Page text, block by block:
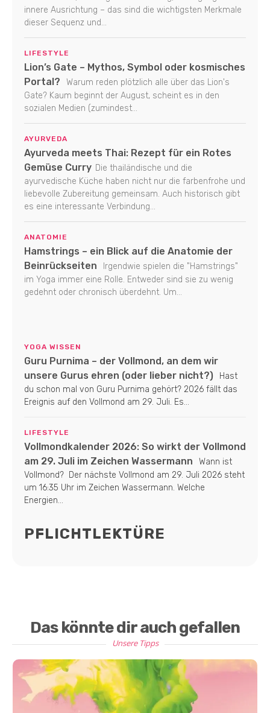
innere Ausrichtung – das sind die wichtigsten Merkmale
dieser Sequenz und...
LIFESTYLE
Lion’s Gate – Mythos, Symbol oder kosmisches
Portal?
Warum reden plötzlich alle über das Lion's
Gate? Kaum beginnt der August, scheint es in den
sozialen Medien (zumindest...
AYURVEDA
Ayurveda meets Thai: Rezept für ein Rotes
Gemüse Curry Die thailändische und die
ayurvedische Küche haben nicht nur die farbenfrohe und
liebevolle Zubereitung gemeinsam. Auch historisch gibt
es eine interessante Verbindung...
ANATOMIE
Hamstrings – ein Blick auf die Anatomie der
Beinrückseiten
Irgendwie spielen die "Hamstrings"
im Yoga immer eine Rolle. Entweder sind sie zu wenig
gedehnt oder chronisch überdehnt. Um...
YOGA WISSEN
Guru Purnima – der Vollmond, an dem wir
unsere Gurus ehren (oder lieber nicht?)
Hast
du schon mal von Guru Purnima gehört? 2026 fällt das
Ereignis auf den Vollmond am 29. Juli. Es...
LIFESTYLE
Vollmondkalender 2026: So wirkt der Vollmond
am 29. Juli im Zeichen Wassermann
Wann ist
Vollmond? Der nächste Vollmond am 29. Juli 2026 steht
um 16:35 Uhr im Zeichen Wassermann. Welche
Energien...
PFLICHTLEKTÜRE
Das könnte dir auch gefallen
Unsere Tipps